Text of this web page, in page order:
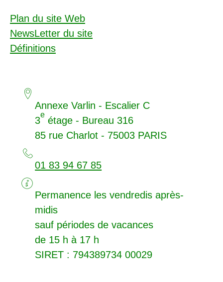
Plan du site Web
NewsLetter du site
Définitions
Annexe Varlin - Escalier C
3
e
étage - Bureau 316
85 rue Charlot - 75003 PARIS
01 83 94 67 85
Permanence les vendredis après-
midis
sauf périodes de vacances
de 15 h à 17 h
SIRET: 794389734 00029